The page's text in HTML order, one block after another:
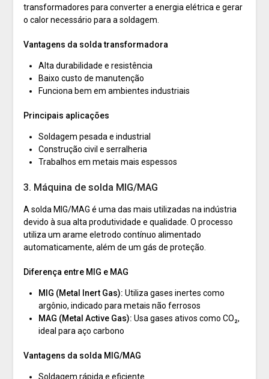
transformadores para converter a energia elétrica e gerar
o calor necessário para a soldagem.
Vantagens da solda transformadora
Alta durabilidade e resistência
Baixo custo de manutenção
Funciona bem em ambientes industriais
Principais aplicações
Soldagem pesada e industrial
Construção civil e serralheria
Trabalhos em metais mais espessos
3. Máquina de solda MIG/MAG
A solda MIG/MAG é uma das mais utilizadas na indústria
devido à sua alta produtividade e qualidade. O processo
utiliza um arame eletrodo contínuo alimentado
automaticamente, além de um gás de proteção.
Diferença entre MIG e MAG
MIG (Metal Inert Gas): Utiliza gases inertes como
argônio, indicado para metais não ferrosos
MAG (Metal Active Gas): Usa gases ativos como CO₂,
ideal para aço carbono
Vantagens da solda MIG/MAG
Soldagem rápida e eficiente